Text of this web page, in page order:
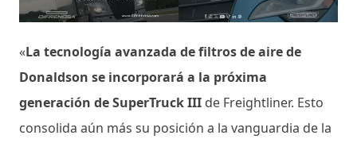
«La tecnología avanzada de filtros de aire de
Donaldson se incorporará a la próxima
generación de SuperTruck III de Freightliner. Esto
consolida aún más su posición a la vanguardia de la